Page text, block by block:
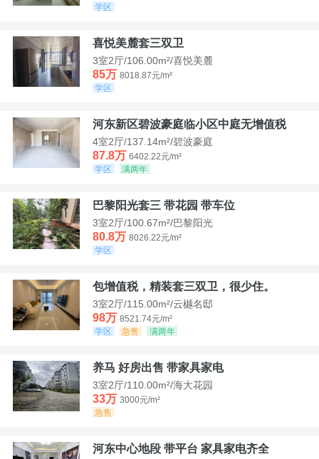
学区
喜悦美麓套三双卫
3室2厅/106.00m²/喜悦美麓
85万 8018.87元/m²
学区
河东新区碧波豪庭临小区中庭无增值税
4室2厅/137.14m²/碧波豪庭
87.8万 6402.22元/m²
学区
满两年
巴黎阳光套三 带花园 带车位
3室2厅/100.67m²/巴黎阳光
80.8万 8026.22元/m²
学区
包增值税，精装套三双卫，很少住。
3室2厅/115.00m²/云樾名邸
98万 8521.74元/m²
学区
急售 满两年
养马 好房出售 带家具家电
3室2厅/110.00m²/海大花园
33万 3000元/m²
急售
河东中心地段 带平台 家具家电齐全